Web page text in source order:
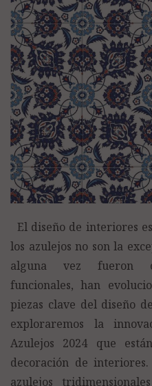
El diseño de interiores
los azulejos no son la
alguna vez fueron
funcionales, han
piezas clave del diseño
exploraremos la
Azulejos 2024 que
decoración de
azulejos